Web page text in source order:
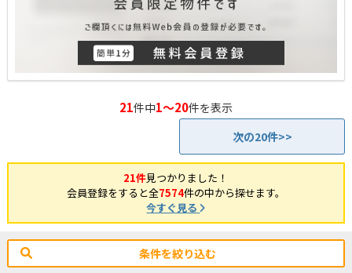
21件中1～20件を表示
次の20件>>
21件見つかりました！
会員登録をすると全7574件の中から探せます。
今すぐ見る
条件を絞り込む